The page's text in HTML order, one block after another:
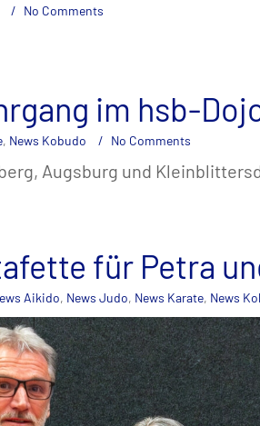
No Comments
im hsb-
, News Kobudo No Comments
Augsburg und
für Petra
Aikido, News Judo, News Karate, News